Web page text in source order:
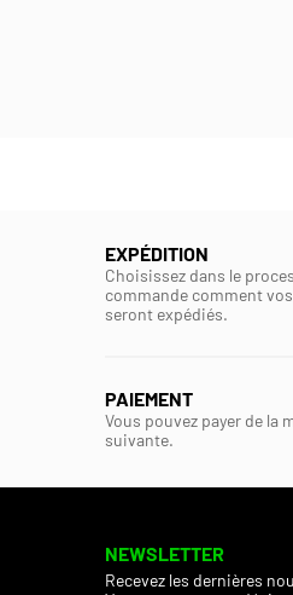
EXPÉDITION
Choisissez dans le
commande comment
seront expédiés.
PAIEMENT
Vous pouvez payer de la
suivante.
NEWSLETTER
Recevez les dernières